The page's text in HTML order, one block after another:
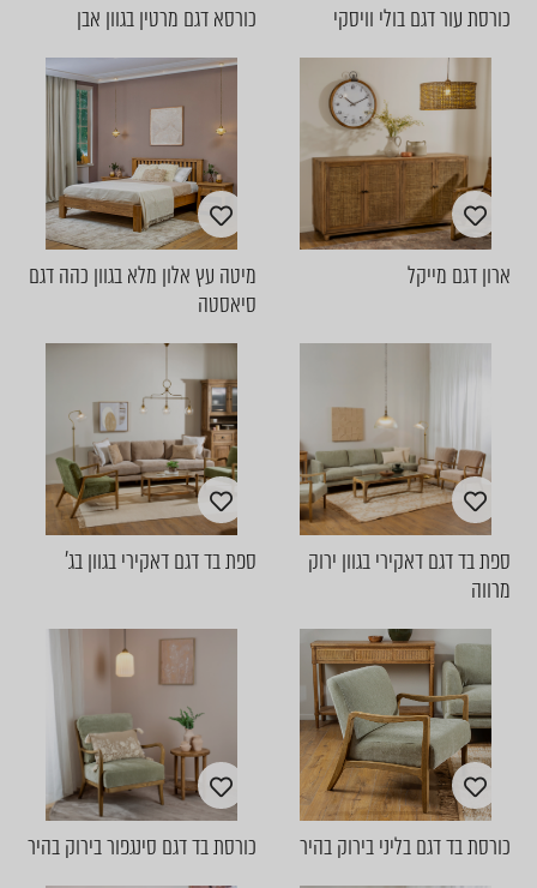
כורסת עור דגם בולי וויסקי כורסא דגם מרטין בגוון אבן
ארון דגם מייקל
מיטה עץ אלון מלא בגוון כהה דגם
סיאסטה
ספת בד דגם דאקירי בגוון ירוק
מרווה
ספת בד דגם דאקירי בגוון בג'
כורסת בד דגם בליני בירוק בהיר כורסת בד דגם סינגפור בירוק בהיר